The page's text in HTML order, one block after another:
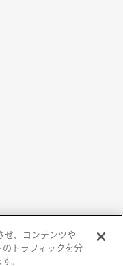
せ、コンテンツや
トラフィックを分
。